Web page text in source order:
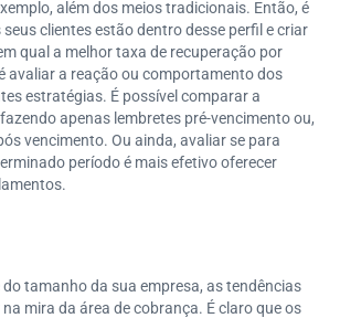
além dos meios tradicionais. Então, é
clientes estão dentro desse perfil e criar
qual a melhor taxa de recuperação por
avaliar a reação ou comportamento dos
estratégias. É possível comparar a
apenas lembretes pré-vencimento ou,
vencimento. Ou ainda, avaliar se para
período é mais efetivo oferecer
tamanho da sua empresa, as tendências
mira da área de cobrança. É claro que os